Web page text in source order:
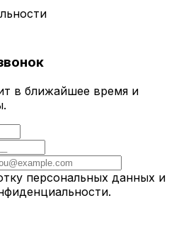
в ближайшее время и
персональных данных и
.